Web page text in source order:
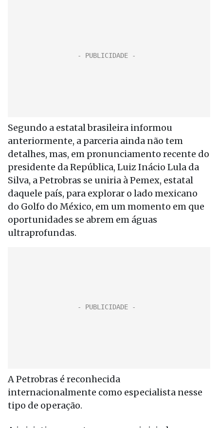
Segundo a estatal brasileira informou
anteriormente, a parceria ainda não tem
detalhes, mas, em pronunciamento recente do
presidente da República, Luiz Inácio Lula da
Silva, a Petrobras se uniria à Pemex, estatal
daquele país, para explorar o lado mexicano
do Golfo do México, em um momento em que
oportunidades se abrem em águas
ultraprofundas.
A Petrobras é reconhecida
internacionalmente como especialista nesse
tipo de operação.